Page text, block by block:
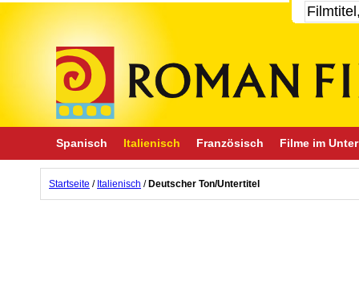
Spanisch Italienisch Französisch Filme im
Startseite / Italienisch / Deutscher Ton/Untertitel